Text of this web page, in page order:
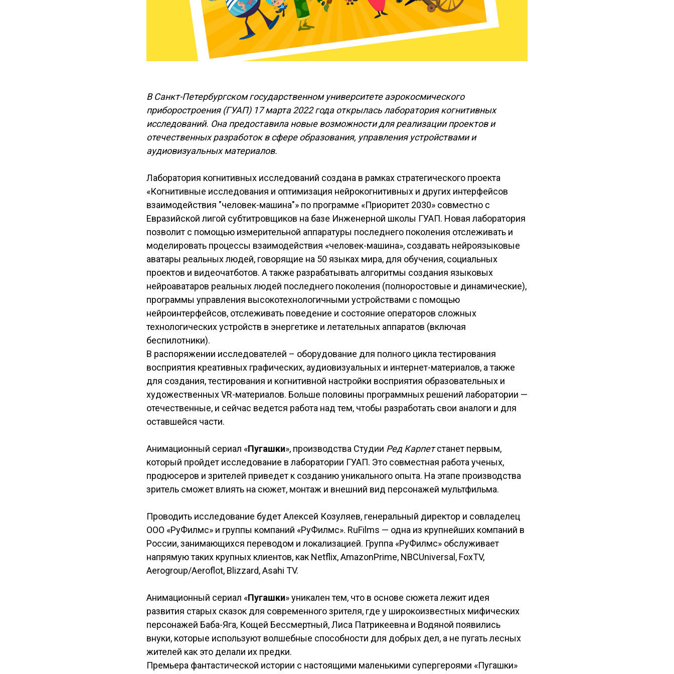
В Санкт-Петербургском государственном университете аэрокосмического
приборостроения (ГУАП) 17 марта 2022 года открылась лаборатория когнитивных
исследований. Она предоставила новые возможности для реализации проектов и
отечественных разработок в сфере образования, управления устройствами и
аудиовизуальных материалов.
Лаборатория когнитивных исследований создана в рамках стратегического проекта
«Когнитивные исследования и оптимизация нейрокогнитивных и других интерфейсов
взаимодействия "человек-машина"» по программе «Приоритет 2030» совместно с
Евразийской лигой субтитровщиков на базе Инженерной школы ГУАП. Новая лаборатория
позволит с помощью измерительной аппаратуры последнего поколения отслеживать и
моделировать процессы взаимодействия «человек-машина», создавать нейроязыковые
аватары реальных людей, говорящие на 50 языках мира, для обучения, социальных
проектов и видеочатботов. А также разрабатывать алгоритмы создания языковых
нейроаватаров реальных людей последнего поколения (полноростовые и динамические),
программы управления высокотехнологичными устройствами с помощью
нейроинтерфейсов, отслеживать поведение и состояние операторов сложных
технологических устройств в энергетике и летательных аппаратов (включая
беспилотники).
В распоряжении исследователей – оборудование для полного цикла тестирования
восприятия креативных графических, аудиовизуальных и интернет-материалов, а также
для создания, тестирования и когнитивной настройки восприятия образовательных и
художественных VR-материалов. Больше половины программных решений лаборатории —
отечественные, и сейчас ведется работа над тем, чтобы разработать свои аналоги и для
оставшейся части.
Анимационный сериал «Пугашки», производства Студии Ред Карпетстанет первым,
который пройдет исследование в лаборатории ГУАП. Это совместная работа ученых,
продюсеров и зрителей приведет к созданию уникального опыта. На этапе производства
зритель сможет влиять на сюжет, монтаж и внешний вид персонажей мультфильма.
Проводить исследование будет Алексей Козуляев, генеральный директор и совладелец
ООО «РуФилмс» и группы компаний «РуФилмс». RuFilms — одна из крупнейших компаний в
России, занимающихся переводом и локализацией. Группа «РуФилмс» обслуживает
напрямую таких крупных клиентов, как Netflix, AmazonPrime, NBCUniversal, FoxTV,
Aerogroup/Aeroflot, Blizzard, Asahi TV.
Анимационный сериал «Пугашки» уникален тем, что в основе сюжета лежит идея
развития старых сказок для современного зрителя, где у широкоизвестных мифических
персонажей Баба-Яга, Кощей Бессмертный, Лиса Патрикеевна и Водяной появились
внуки, которые используют волшебные способности для добрых дел, а не пугать лесных
жителей как это делали их предки.
Премьера фантастической истории с настоящими маленькими супергероями «Пугашки»